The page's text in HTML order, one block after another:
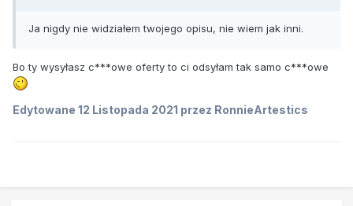
Ja nigdy nie widziałem twojego opisu, nie wiem jak inni.
Bo ty wysyłasz c***owe oferty to ci odsyłam tak samo c***owe
Edytowane 12 Listopada 2021 przez RonnieArtestics